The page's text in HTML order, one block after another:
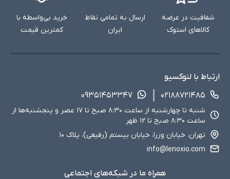
شفافیت در عرضه
کالاهای استوک
ارسال به تمامی نقاط
ایران
خرید بی‌واسطه با
کمترین قیمت
ارتباط با لنوکسیو
۰۲۱۸۸۷۲۱۴۸۵
۰۹۳۵۱۴۵۳۳۴۷
شنبه تا چهارشنبه از ساعت ۸:۳۰ صبح تا ۱۷ عصر و پنجشنبه‌ها از
ساعت ۸:۳۰ صبح تا ۱۲ ظهر
تهران، خیابان وزرا، خیابان بیستم (رفیعی)، پلاک ۱۰
info@lenoxio.com
همراه ما در شبکه‌های اجتماعی